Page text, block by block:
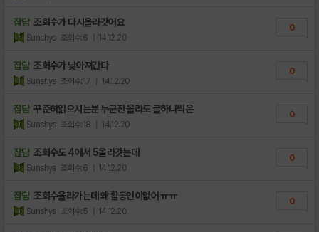
잡담 조회수가 다시올라갓어요
Sunshys 조회수:6 | 14.12.20
0
잡담 조회수가 낮아져간다
Sunshys 조회수:17 | 14.12.20
0
잡담 꾸준히읽으시는분 누군진 몰라도 글하나씩은
Sunshys 조회수:18 | 14.12.20
0
잡담 조회수도 4에서 5올라갓는데
Sunshys 조회수:6 | 14.12.20
0
잡담 조회수올라가는데 왜 활동인이없어 ㅠㅠ
Sunshys 조회수:5 | 14.12.20
0